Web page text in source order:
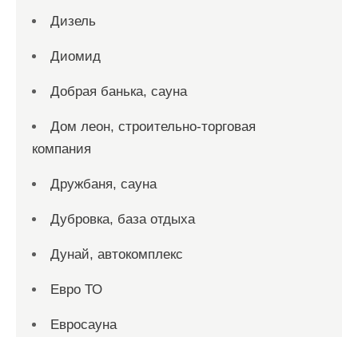
Дизель
Диомид
Добрая банька, сауна
Дом леон, строительно-торговая
компания
Дружбаня, сауна
Дубровка, база отдыха
Дунай, автокомплекс
Евро ТО
Евросауна